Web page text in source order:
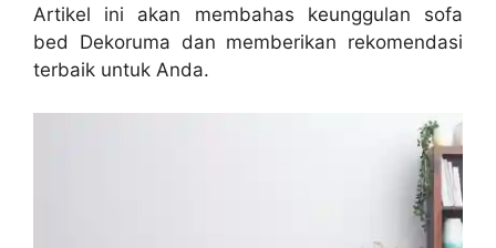
Artikel ini akan membahas keunggulan sofa
bed Dekoruma dan memberikan rekomendasi
terbaik untuk Anda.